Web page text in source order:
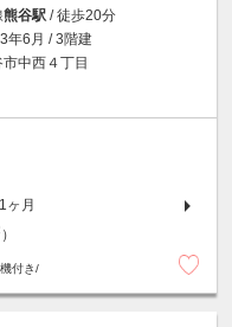
熊谷駅 / 徒歩20分
年6月 / 3階建
中西４丁目
1ヶ月
）
付き/